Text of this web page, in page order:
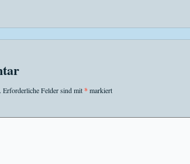
Erforderliche Felder sind mit*markiert